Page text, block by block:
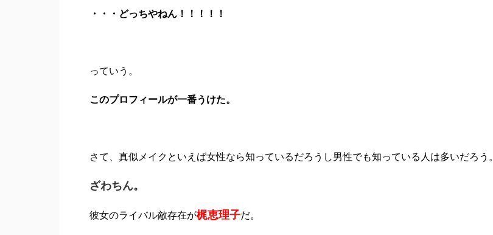
・・・どっちやねん！！！！！
っていう。
このプロフィールが一番うけた。
さて、真似メイクといえば女性なら知っているだろうし男性でも知っている人は多いだろう。
ざわちん。
彼女のライバル敵存在が梶恵理子だ。